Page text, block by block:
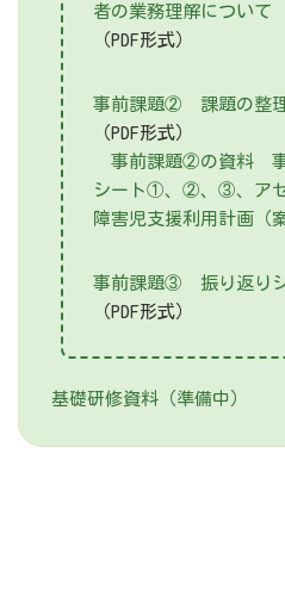
者の業務理解について
（PDF形式）
事前課題② 課題の整
（PDF形式）
事前課題②の資料
シート①、②、③、アセ
障害児支援利用計画（案
事前課題③ 振り返り
（PDF形式）
基礎研修資料（準備中）